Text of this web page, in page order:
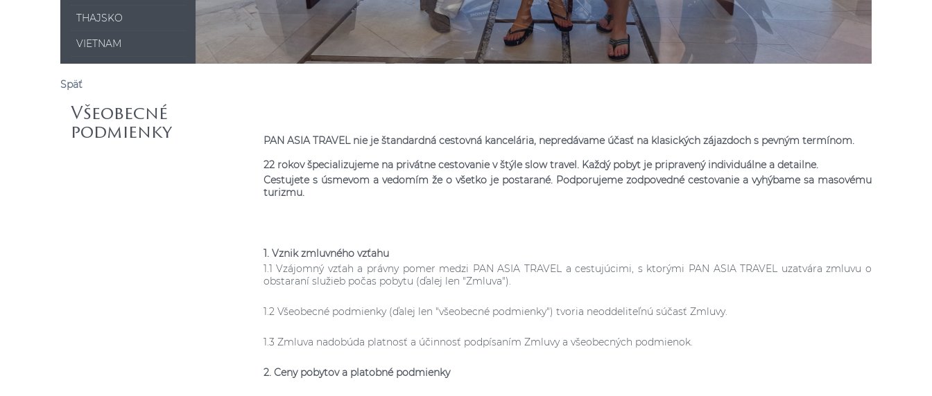
THAJSKO
VIETNAM
Späť
Všeobecné
podmienky
PAN ASIA TRAVEL nie je štandardná cestovná kancelária, nepredávame účasť na klasických zájazdoch s pevným termínom.
22 rokov špecializujeme na privátne cestovanie v štýle slow travel. Každý pobyt je pripravený individuálne a detailne.
Cestujete s úsmevom a vedomím že o všetko je postarané. Podporujeme zodpovedné cestovanie a vyhýbame sa masovému
turizmu.
1. Vznik zmluvného vzťahu
1.1 Vzájomný vzťah a právny pomer medzi PAN ASIA TRAVEL a cestujúcimi, s ktorými PAN ASIA TRAVEL uzatvára zmluvu o
obstaraní služieb počas pobytu (ďalej len "Zmluva").
1.2 Všeobecné podmienky (ďalej len "všeobecné podmienky") tvoria neoddeliteľnú súčasť Zmluvy.
1.3 Zmluva nadobúda platnosť a účinnosť podpísaním Zmluvy a všeobecných podmienok.
2. Ceny pobytov a platobné podmienky